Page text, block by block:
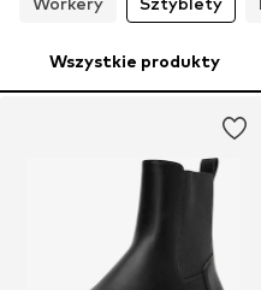
Wszystkie produkty